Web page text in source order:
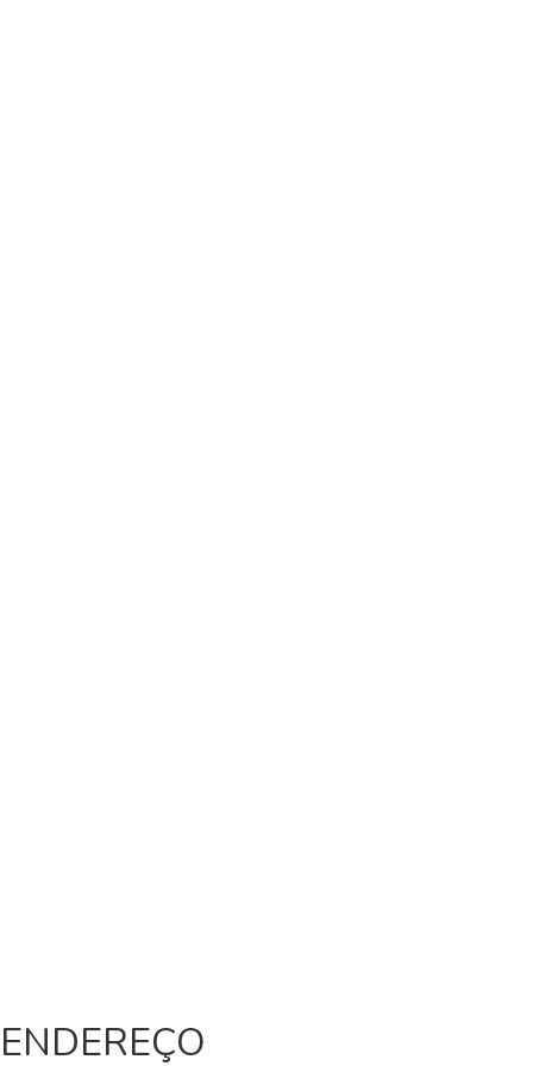
ENDEREÇO